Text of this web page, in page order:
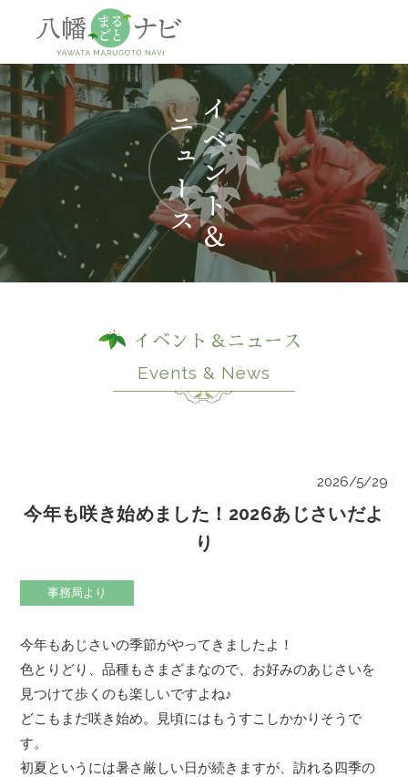
神社 観
イベント＆ニュース
Events & News
2026/5/29
今年も咲き始めました！2026あじさいだよ
り
事務局より
今年もあじさいの季節がやってきましたよ！
色とりどり、品種もさまざまなので、お好みのあじさいを
見つけて歩くのも楽しいですよね♪
どこもまだ咲き始め。見頃にはもうすこしかかりそうで
す。
初夏というには暑さ厳しい日が続きますが、訪れる四季の